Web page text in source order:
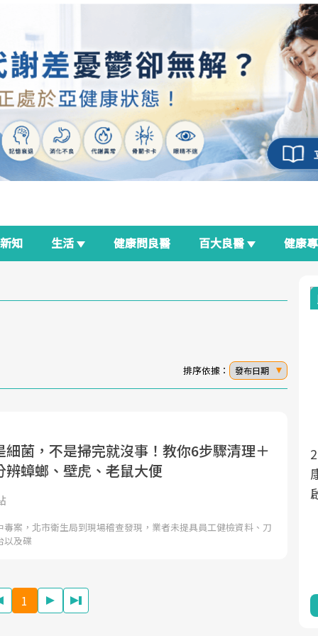
新知 生活 健康問良醫 百大良醫 健康
排序依據： 發布日期
細菌，不是掃完就沒事！教你6步驟清理＋
辨蟑螂、壁虎、老鼠大便
毒案，北市衛生局到現場稽查發現，業者未提具員工健檢資料、刀
以及碟
1
面對超高齡社會的浪潮，台灣正在快速邁
向「健康照護」的新時代。隨著國家政策
心議題。然而，健檢不只是醫療院所的服
良醫生活祭
2025年，就到良醫生活祭體驗「一站式健
康新生活」，從講座、體驗到運動，全面